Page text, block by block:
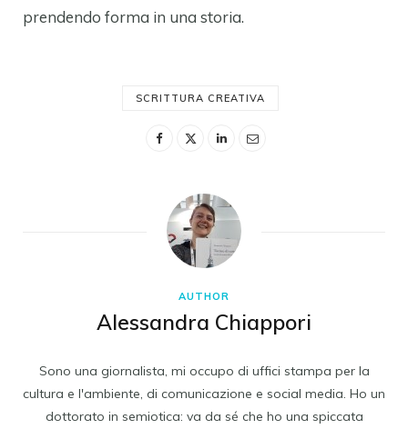
prendendo forma in una storia.
SCRITTURA CREATIVA
AUTHOR
Alessandra Chiappori
Sono una giornalista, mi occupo di uffici stampa per la
cultura e l'ambiente, di comunicazione e social media. Ho un
dottorato in semiotica: va da sé che ho una spiccata